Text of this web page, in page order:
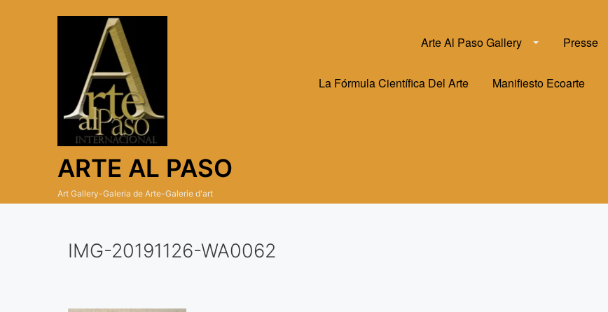
ARTE AL PASO
Art Gallery-Galeria de Arte-Galerie d'art
Arte Al Paso Gallery Presse
La Fórmula Científica Del Arte Manifiesto Ecoarte
IMG-20191126-WA0062